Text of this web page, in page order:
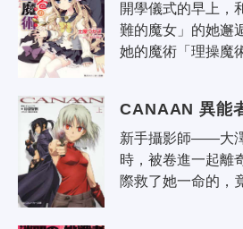
開學儀式的早上，
難的魔女」的她邂
她的魔術「理操魔
CANAAN 異能
新手攝影師——大
時，被卷進一起離
際救了她一命的，